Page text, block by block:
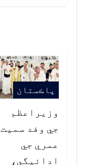
پاڪستان
وزيراعظم
جي وفد سميت
عمري جي
ادائيگي،